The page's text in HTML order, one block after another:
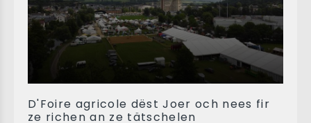
D'Foire agricole dëst Joer och nees fir
ze richen an ze tätschelen